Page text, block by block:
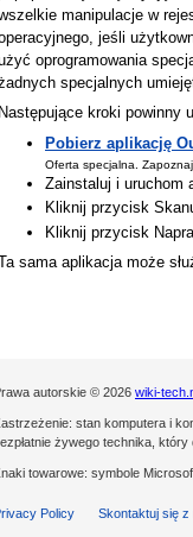
manipulacje w
jeśli
oprogramowania
specjalnych
Następujące kroki powinny
Pobierz aplikację
Oferta specjalna.
Zainstaluj i uruchom
Kliknij przycisk
Kliknij przycisk
sama aplikacja może
autorskie © 2026 wiki-
stan komputera i
żywego technika,
towarowe: symbole
Policy Skontaktuj się z